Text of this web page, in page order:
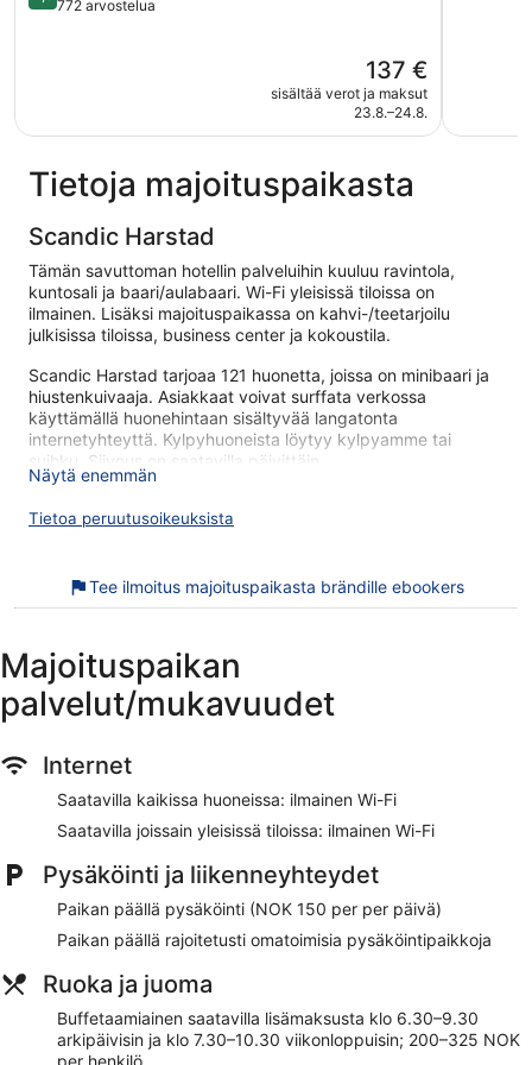
kautta772 arvostelua
Hinta
on
137 €
137 €
sisältää verot ja maksut
23.8.–24.8.
Tietoja majoituspaikasta
Scandic Harstad
Tämän savuttoman hotellin palveluihin kuuluu ravintola,
kuntosali ja baari/aulabaari. Wi-Fi yleisissä tiloissa on
ilmainen. Lisäksi majoituspaikassa on kahvi-/teetarjoilu
julkisissa tiloissa, business center ja kokoustila.
Scandic Harstad tarjoaa 121 huonetta, joissa on minibaari ja
hiustenkuivaaja. Asiakkaat voivat surffata verkossa
käyttämällä huonehintaan sisältyvää langatonta
internetyhteyttä. Kylpyhuoneista löytyy kylpyamme tai
suihku. Siivous on saatavilla päivittäin.
Seuraavat aktiviteetit ovat saatavilla joko paikan päällä tai
Scandic Harstad on saanut loistavaa palautetta
majoituspaikan yleiskunnosta. Majoituspaikka sijaitsee vain
vesipuisto. Majoituspaikassa on saatavilla ilmainen Wi-Fi
yleisissä tiloissa, ravintola ja kuntokeskus.
Ilmainen Wi-Fi
tai vaihtoehtoisesti nauttia juoman sen
baarissa/loungessa
Buffetaamiainen saatavilla päivittäin lisämaksusta
Majoituspaikan palveluihin lukeutuvat business center, 4
kokoushuonetta ja kokoustila
Majoituspaikan alueella on tarjolla kuntosali
vesipuisto ja Harstadin matkailutoimisto
Majoituspaikasta löytyy ravintola. Majoituspaikan
baari/lounge kutsuu nauttimaan drinkeistä. Business-
Näytä enemmän
Tietoa peruutusoikeuksista
Tee ilmoitus majoituspaikasta brändille ebookers
Majoituspaikan
palvelut/mukavuudet
Internet
Saatavilla kaikissa huoneissa: ilmainen Wi-Fi
Saatavilla joissain yleisissä tiloissa: ilmainen Wi-Fi
Pysäköinti ja liikenneyhteydet
Paikan päällä pysäköinti (NOK 150 per per päivä)
Paikan päällä rajoitetusti omatoimisia pysäköintipaikkoja
Ruoka ja juoma
Buffetaamiainen saatavilla lisämaksusta klo 6.30–9.30
arkipäivisin ja klo 7.30–10.30 viikonloppuisin; 200–325 NOK
per henkilö